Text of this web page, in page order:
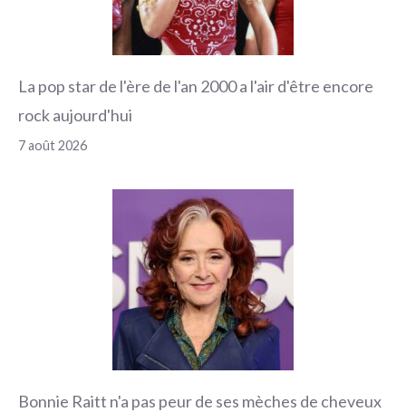
La pop star de l'ère de l'an 2000 a l'air d'être encore
rock aujourd'hui
7 août 2026
Bonnie Raitt n'a pas peur de ses mèches de cheveux